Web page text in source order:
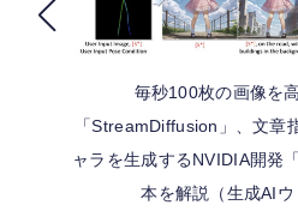
毎秒100枚の画像を
「StreamDiffusion」、文章
ャラを生成するNVIDIA開発
本を解説（生成AIウ